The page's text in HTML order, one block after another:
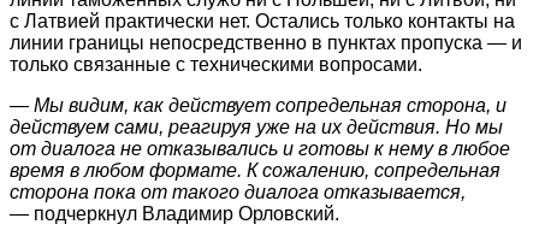
с Латвией практически нет. Остались только контакты на
линии границы непосредственно в пунктах пропуска — и
только связанные с техническими вопросами.
— Мы видим, как действует сопредельная сторона, и
действуем сами, реагируя уже на их действия. Но мы
от диалога не отказывались и готовы к нему в любое
время в любом формате. К сожалению, сопредельная
сторона пока от такого диалога отказывается,
— подчеркнул Владимир Орловский.